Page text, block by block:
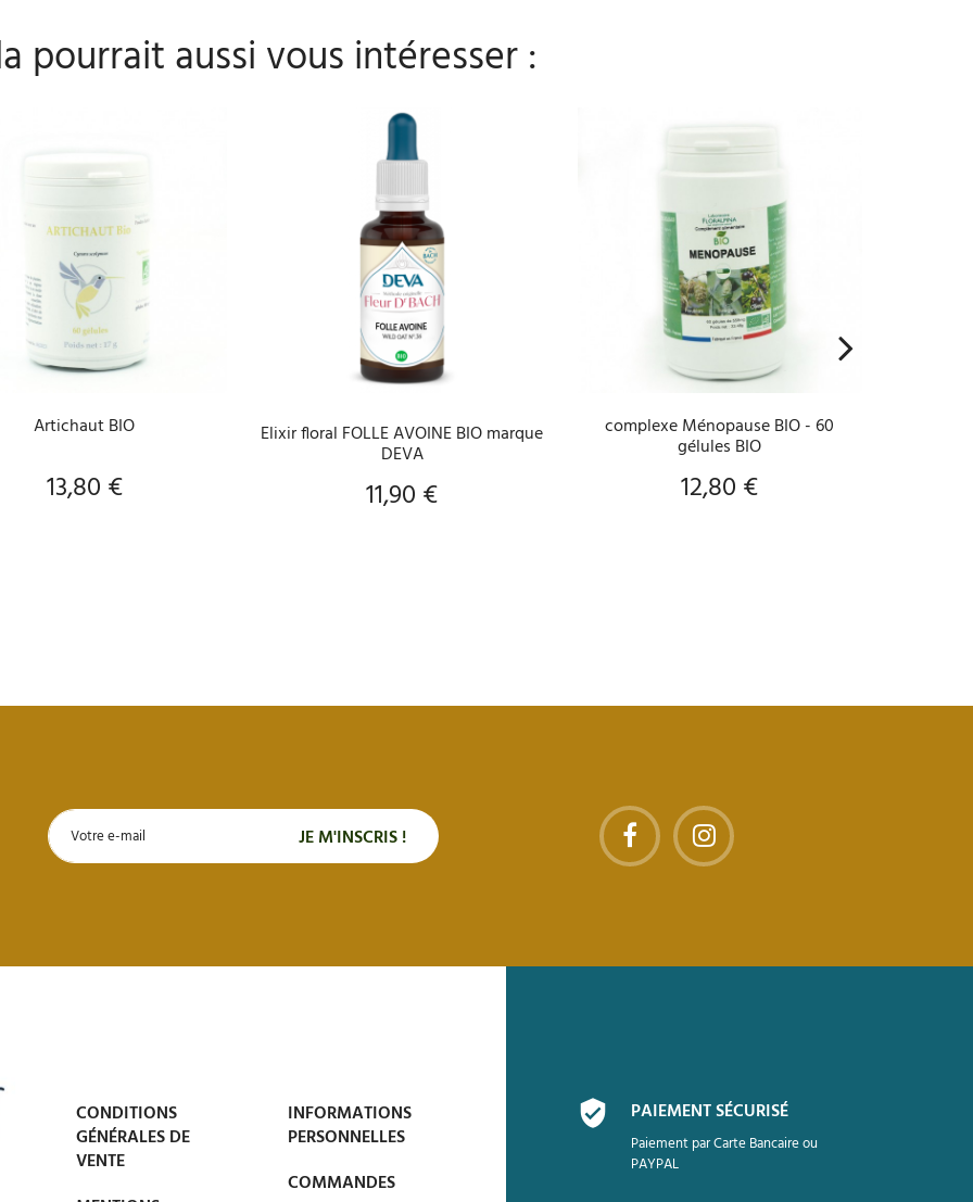
pourrait aussi vous intéresser :
AJOUTER AU PANIER
Artichaut BIO
Prix
13,80 €
AJOUTER AU PANIER
Elixir floral FOLLE AVOINE BIO marque
DEVA
Prix
11,90 €
AJOUTER AU PANIER
complexe Ménopause BIO - 60
gélules BIO
Prix
12,80 €
CONDITIONS
GÉNÉRALES DE
VENTE
INFORMATIONS
PERSONNELLES
COMMANDES
PAIEMENT SÉCURISÉ
Paiement par Carte Bancaire ou
PAYPAL